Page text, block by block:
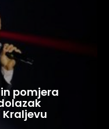
pomjera